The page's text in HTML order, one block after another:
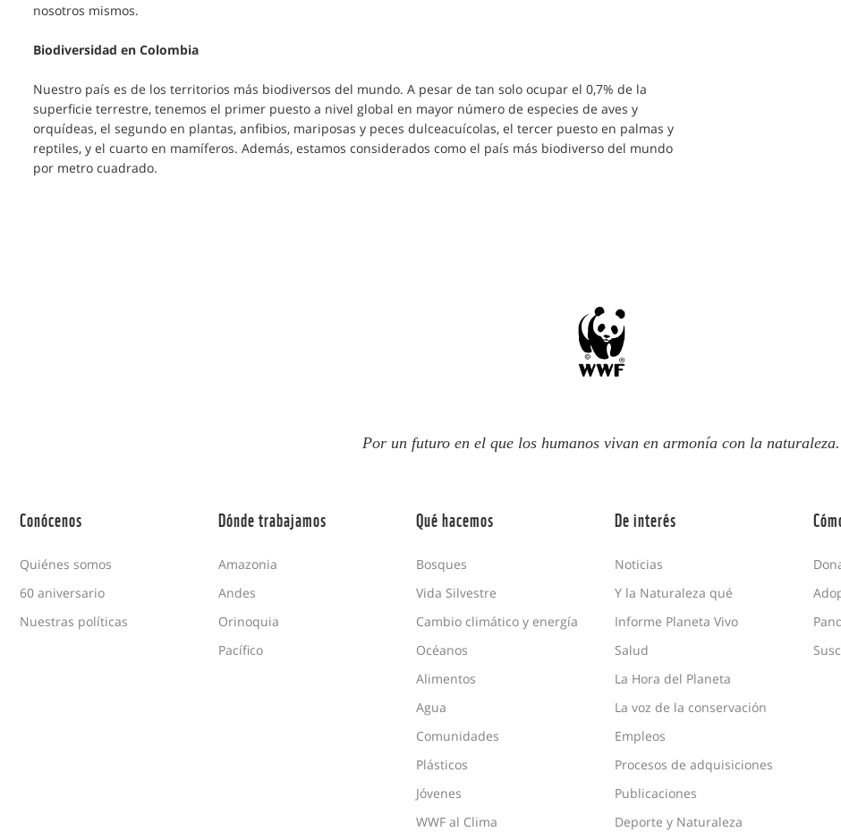
nosotros mismos.
Biodiversidad en Colombia
Nuestro país es de los territorios más biodiversos del mundo. A pesar de tan solo ocupar el 0,7% de la
superficie terrestre, tenemos el primer puesto a nivel global en mayor número de especies de aves y
orquídeas, el segundo en plantas, anfibios, mariposas y peces dulceacuícolas, el tercer puesto en palmas y
reptiles, y el cuarto en mamíferos. Además, estamos considerados como el país más biodiverso del mundo
por metro cuadrado.
Por un futuro en el que los humanos vivan en armonía con la naturaleza.
Conócenos
Quiénes somos
60 aniversario
Nuestras políticas
Dónde trabajamos
Amazonia
Andes
Orinoquia
Pacífico
Qué hacemos
Bosques
Vida Silvestre
Cambio climático y energía
Océanos
Alimentos
Agua
Comunidades
Plásticos
Jóvenes
WWF al Clima
De interés
Noticias
Y la Naturaleza qué
Informe Planeta Vivo
Salud
La Hora del Planeta
La voz de la conservación
Empleos
Procesos de adquisiciones
Publicaciones
Deporte y Naturaleza